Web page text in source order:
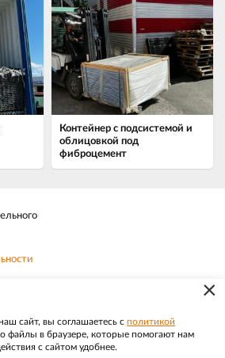
Контейнер с подсистемой и
облицовкой под
фиброцемент
Разработка|Веб-аналитика
×
сайт, вы соглашаетесь с политикой
файлы в браузере, которые помогают нам
с сайтом удобнее.